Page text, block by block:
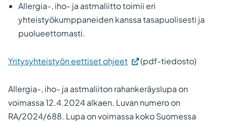
Allergia-, iho- ja astmaliitto toimii eri
yhteistyökumppaneiden kanssa tasapuolisesti ja
puolueettomasti.
Yritysyhteistyön eettiset ohjeet (pdf-tiedosto)
Allergia-, iho- ja astmaliiton rahankeräyslupa on
voimassa 12.4.2024 alkaen. Luvan numero on
RA/2024/688. Lupa on voimassa koko Suomessa